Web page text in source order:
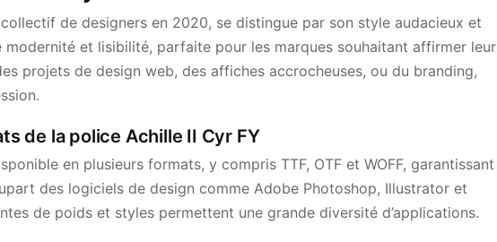
de designers en 2020, se distingue par son style audacieux et
et lisibilité, parfaite pour les marques souhaitant affirmer leur
projets de design web, des affiches accrocheuses, ou du branding,
de la police Achille II Cyr FY
en plusieurs formats, y compris TTF, OTF et WOFF, garantissant
des logiciels de design comme Adobe Photoshop, Illustrator et
de poids et styles permettent une grande diversité d’applications.